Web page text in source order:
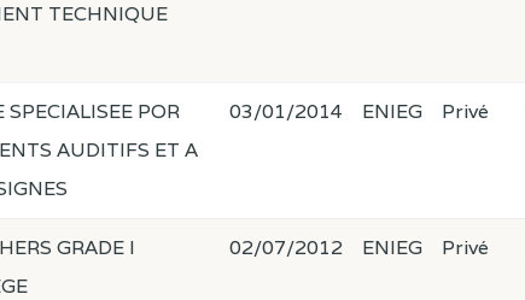
TECHNIQUE
POR
AUDITIFS ET A
03/01/2014 ENIEG Privé
GRADE I
02/07/2012 ENIEG Privé